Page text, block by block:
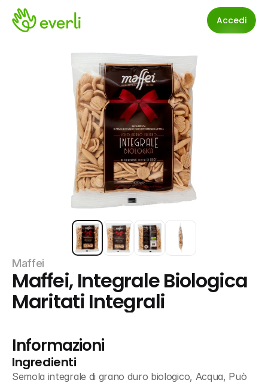
Accedi
Maffei
Maffei, Integrale Biologica
Maritati Integrali
Informazioni
Ingredienti
Semola integrale di grano duro biologico, Acqua, Può